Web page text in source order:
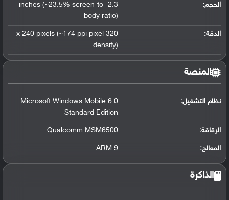
الحجم:
2.3 inches (~23.5% screen-to-
body ratio)
الدقة:
320 x 240 pixels (~174 ppi pixel
density)
المنصة
نظام التشغيل:
Microsoft Windows Mobile 6.0
Standard Edition
الرقاقة:
Qualcomm MSM6500
المعالج:
ARM 9
الذاكرة